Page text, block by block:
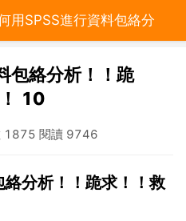
用SPSS進行資料包絡分
包絡分析！！跪
10
閱讀 9746
分析！！跪求！！救